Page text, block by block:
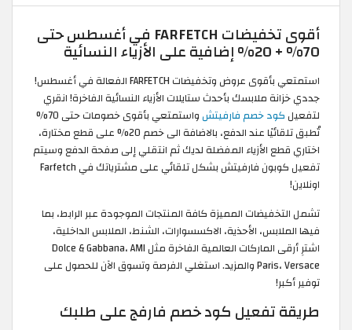
أقوى تخفيضات FARFETCH في أغسطس حتى
70% + 20% إضافية على الأزياء النسائية
استمتعي بأقوى عروض وتخفيضات FARFETCH الفعالة في أغسطس!
جددي خزانة ملابسك بأحدث ستايلات الأزياء النسائية الفاخرة! انقري
لتفعيل كود خصم فارفيتش
واستمتعي بأقوى خصومات حتى 70%
تُطبق تلقائيًا عند الدفع، بالاضافة الى خصم 20% على قطع مختارة،
اختاري قطع الأزياء المفضلة لديك ثم انتقلي إلى صفحة الدفع وسيتم
تفعيل كوبون فارفيتش بشكل تلقائي على مشترياتك في Farfetch
اونلاين!
تشمل التخفيضات المميزة كافة المنتجات الموجودة عبر الرابط، بما
فيها الملابس، الأحذية، الاكسسوارات، الشنط، الملابس الداخلية،
اشترِ أرقى الماركات العالمية الفاخرة مثل Dolce & Gabbana، AMI
Paris، Versace والمزيد. استغلي الفرصة وتسوق الآن للحصول على
توفير أكبر!
طريقة تفعيل كود خصم فارفج على طلبك